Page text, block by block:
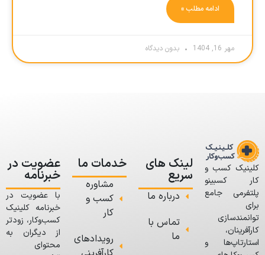
ادامه مطلب »
مهر 16, 1404 بدون دیدگاه
کلینیک کسب و
کار کسبینو
پلتفرمی جامع
برای
توانمندسازی
کارآفرینان،
استارتاپ‌ها و
لینک های
سریع
درباره ما
تماس با
ما
خدمات ما
مشاوره
کسب و
کار
رویدادهای
عضویت در
خبرنامه
با عضویت در
خبرنامه کلینیک
کسب‌وکار، زودتر
از دیگران به
محتوای